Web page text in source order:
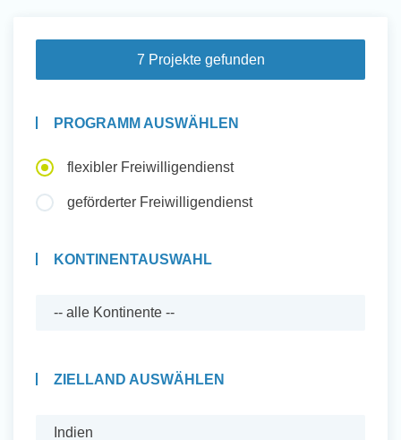
Auslandserfahrung Sammeln
und Sozial Engagieren
Initiativbewerbung
7 Projekte gefunden
PROGRAMM AUSWÄHLEN
flexibler Freiwilligendienst
geförderter Freiwilligendienst
KONTINENTAUSWAHL
ZIELLAND AUSWÄHLEN